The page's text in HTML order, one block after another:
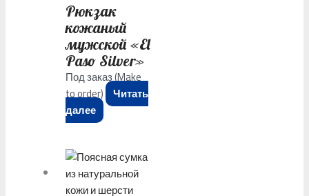
Рюкзак
кожаный
мужской «El
Paso Silver»
Под заказ (Make
to order)
Читать
далее